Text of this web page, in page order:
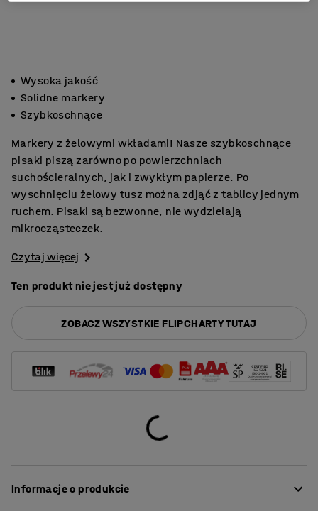
Wysoka jakość
Solidne markery
Szybkoschnące
Markery z żelowymi wkładami! Nasze szybkoschnące
pisaki piszą zarówno po powierzchniach
suchościeralnych, jak i zwykłym papierze. Po
wyschnięciu żelowy tusz można zdjąć z tablicy jednym
ruchem. Pisaki są bezwonne, nie wydzielają
mikrocząsteczek.
Czytaj więcej
Ten produkt nie jest już dostępny
ZOBACZ WSZYSTKIE FLIPCHARTY TUTAJ
Informacje o produkcie